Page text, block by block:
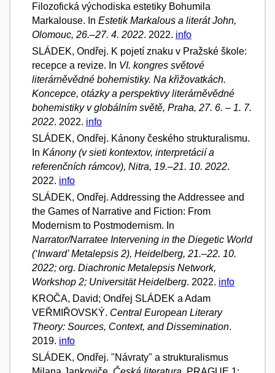
Filozofická východiska estetiky Bohumila
Markalouse. In Estetik Markalous a literát John,
Olomouc, 26.–27. 4. 2022. 2022. info
SLÁDEK, Ondřej. K pojetí znaku v Pražské škole:
recepce a revize. In VI. kongres světové
literárněvědné bohemistiky. Na křižovatkách.
Koncepce, otázky a perspektivy literárněvědné
bohemistiky v globálním světě, Praha, 27. 6. – 1. 7.
2022. 2022. info
SLÁDEK, Ondřej. Kánony českého strukturalismu.
In Kánony (v sieti kontextov, interpretácií a
referenčních rámcov), Nitra, 19.–21. 10. 2022.
2022. info
SLÁDEK, Ondřej. Addressing the Addressee and
the Games of Narrative and Fiction: From
Modernism to Postmodernism. In
Narrator/Narratee Intervening in the Diegetic World
(‘Inward’ Metalepsis 2), Heidelberg, 21.–22. 10.
2022; org. Diachronic Metalepsis Network,
Workshop 2; Universität Heidelberg. 2022. info
KROČA, David; Ondřej SLÁDEK a Adam
VEŘMIŘOVSKÝ. Central European Literary
Theory: Sources, Context, and Dissemination.
2019. info
SLÁDEK, Ondřej. "Návraty" a strukturalismus